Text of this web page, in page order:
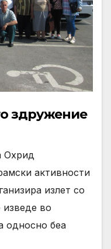
здружение
Охрид
активности
излет со
изведе во
односно беа